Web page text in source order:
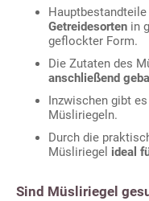
Getreidesorten in
geflockter Form.
Die Zutaten des
anschließend
Inzwischen gibt
Müsliriegeln.
Durch die
Müsliriegel ideal
Sind Müsliriegel